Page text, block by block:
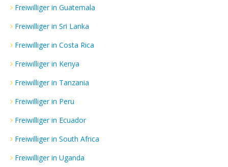
Freiwilliger in Guatemala
Freiwilliger in Sri Lanka
Freiwilliger in Costa Rica
Freiwilliger in Kenya
Freiwilliger in Tanzania
Freiwilliger in Peru
Freiwilliger in Ecuador
Freiwilliger in South Africa
Freiwilliger in Uganda